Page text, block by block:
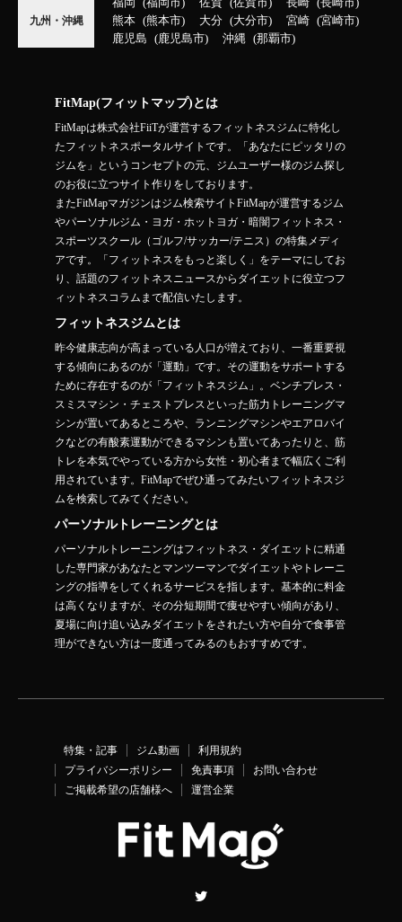
九州・沖縄
福岡 福岡市 佐賀 佐賀市 長崎
長崎市
熊本
熊本市 大分 大分市 宮崎
宮崎市
鹿児島
鹿児島市 沖縄 那覇市
FitMap(フィットマップ)とは
FitMapは株式会社FiiTが運営するフィットネスジムに特化し
たフィットネスポータルサイトです。「あなたにピッタリの
ジムを」というコンセプトの元、ジムユーザー様のジム探し
のお役に立つサイト作りをしております。
またFitMapマガジンはジム検索サイトFitMapが運営するジム
やパーソナルジム・ヨガ・ホットヨガ・暗闇フィットネス・
スポーツスクール（ゴルフ/サッカー/テニス）の特集メディ
アです。「フィットネスをもっと楽しく」をテーマにしてお
り、話題のフィットネスニュースからダイエットに役立つフ
ィットネスコラムまで配信いたします。
フィットネスジムとは
昨今健康志向が高まっている人口が増えており、一番重要視
する傾向にあるのが「運動」です。その運動をサポートする
ために存在するのが「フィットネスジム」。ベンチプレス・
スミスマシン・チェストプレスといった筋力トレーニングマ
シンが置いてあるところや、ランニングマシンやエアロバイ
クなどの有酸素運動ができるマシンも置いてあったりと、筋
トレを本気でやっている方から女性・初心者まで幅広くご利
用されています。FitMapでぜひ通ってみたいフィットネスジ
ムを検索してみてください。
パーソナルトレーニングとは
パーソナルトレーニングはフィットネス・ダイエットに精通
した専門家があなたとマンツーマンでダイエットやトレーニ
ングの指導をしてくれるサービスを指します。基本的に料金
は高くなりますが、その分短期間で痩せやすい傾向があり、
夏場に向け追い込みダイエットをされたい方や自分で食事管
理ができない方は一度通ってみるのもおすすめです。
特集・記事 ジム動画
利用規約
プライバシーポリシー
免責事項
お問い合わせ
ご掲載希望の店舗様へ
運営企業